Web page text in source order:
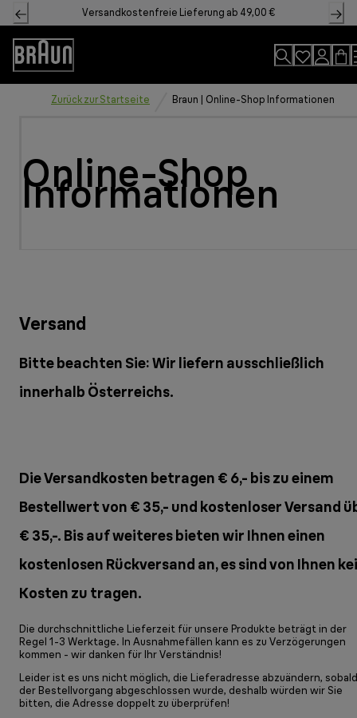
Skip
to
Content
Versandkostenfreie Lieferung ab 49,00 €
Accessibility
Statement
Zurück zur Startseite Braun | Online-Shop Informationen
Online-Shop
Informationen
Versand
Bitte beachten Sie: Wir liefern ausschließlich
innerhalb Österreichs.
Die Versandkosten betragen € 6,- bis zu einem
Bestellwert von € 35,- und kostenloser Versand
€ 35,-. Bis auf weiteres bieten wir Ihnen einen
kostenlosen Rückversand an, es sind von Ihnen
Kosten zu tragen.
Die durchschnittliche Lieferzeit für unsere Produkte beträgt in der
Regel 1-3 Werktage. In Ausnahmefällen kann es zu Verzögerungen
kommen - wir danken für Ihr Verständnis!
Leider ist es uns nicht möglich, die Lieferadresse abzuändern, sobald
der Bestellvorgang abgeschlossen wurde, deshalb würden wir Sie
bitten, die Adresse doppelt zu überprüfen!